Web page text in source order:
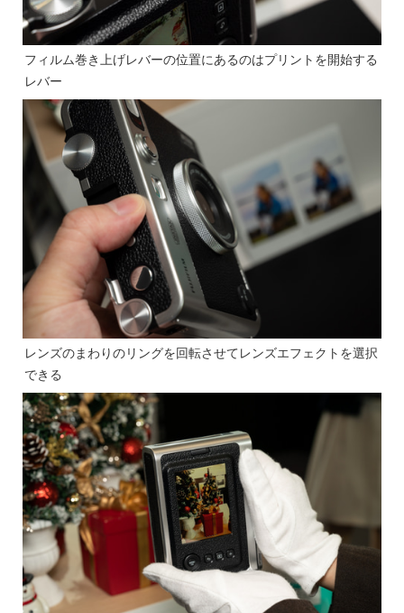
フィルム巻き上げレバーの位置にあるのはプリントを開始する
レバー
レンズのまわりのリングを回転させてレンズエフェクトを選択
できる